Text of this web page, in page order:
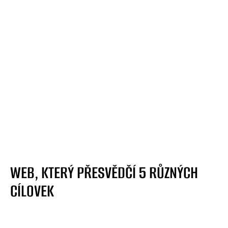
WEB, KTERÝ PŘESVĚDČÍ 5 RŮZNÝCH
CÍLOVEK